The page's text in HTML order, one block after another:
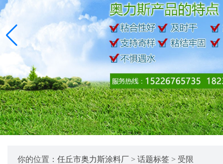
你的位置： 任丘市奥力斯涂料厂 > 话题标签 > 受限